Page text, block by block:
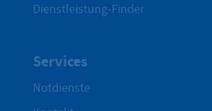
Dienstleistung-Finder
Services
Notdienste